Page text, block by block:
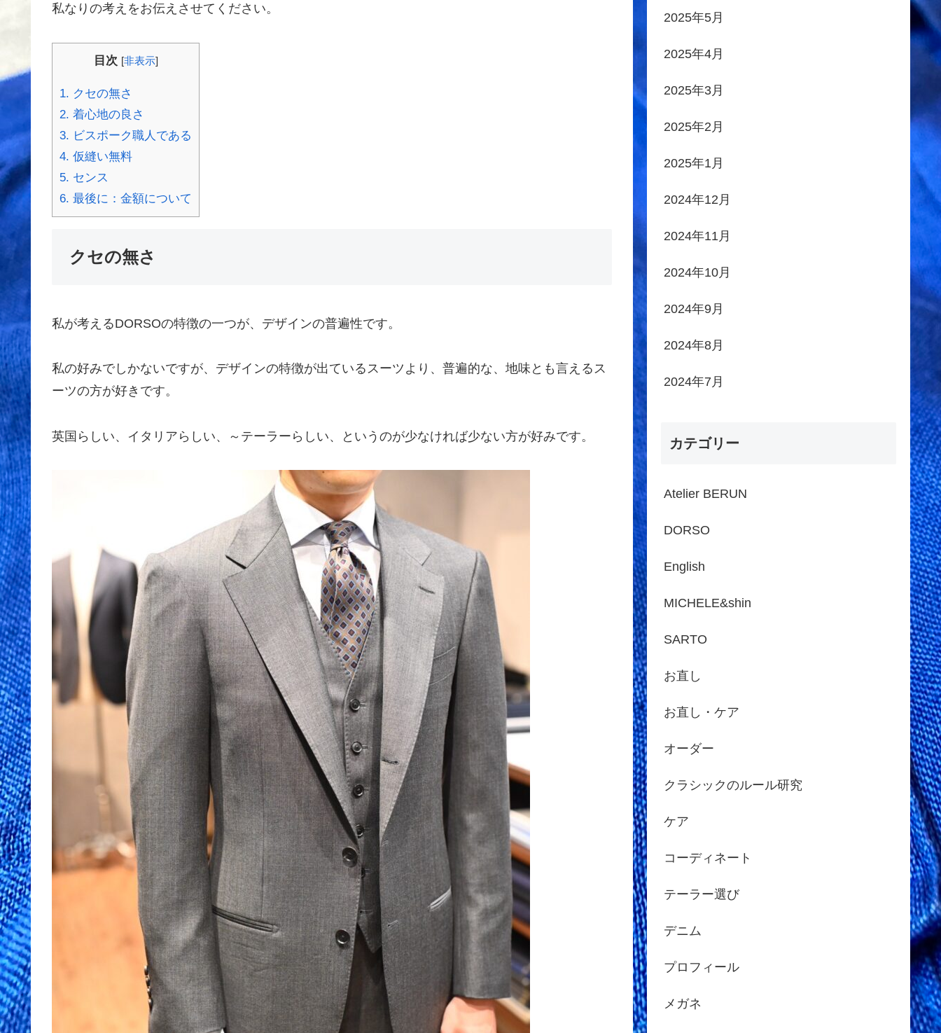
私なりの考えをお伝えさせてください。
目次 [非表示]
1. クセの無さ
2. 着心地の良さ
3. ビスポーク職人である
4. 仮縫い無料
5. センス
6. 最後に：金額について
クセの無さ
私が考えるDORSOの特徴の一つが、デザインの普遍性です。
私の好みでしかないですが、デザインの特徴が出ているスーツより、普遍的な、地味とも言えるス
ーツの方が好きです。
英国らしい、イタリアらしい、～テーラーらしい、というのが少なければ少ない方が好みです。
2025年5月
2025年4月
2025年3月
2025年2月
2025年1月
2024年12月
2024年11月
2024年10月
2024年9月
2024年8月
2024年7月
カテゴリー
Atelier BERUN
DORSO
English
MICHELE&shin
SARTO
お直し
お直し・ケア
オーダー
クラシックのルール研究
ケア
コーディネート
テーラー選び
デニム
プロフィール
メガネ